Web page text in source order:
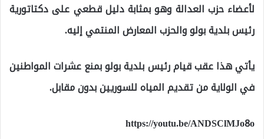
لأعضاء حزب العدالة وهو بمثابة دليل قطعي على دكتاتورية
رئيس بلدية بولو والحزب المعارض المنتمي إليه.
يأتي هذا عقب قيام رئيس بلدية بولو بمنع عشرات المواطنين
في الولاية من تقديم المياه للسوريين بدون مقابل.
https://youtu.be/ANDSClMJo8o